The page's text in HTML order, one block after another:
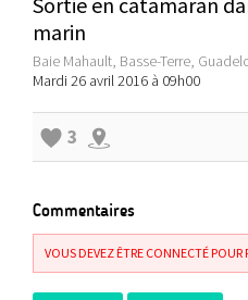
marin
Baie Mahault, Basse-Terre,
Mardi 26 avril 2016 à 09h00
3
Commentaires
VOUS DEVEZ ÊTRE CONNECTÉ